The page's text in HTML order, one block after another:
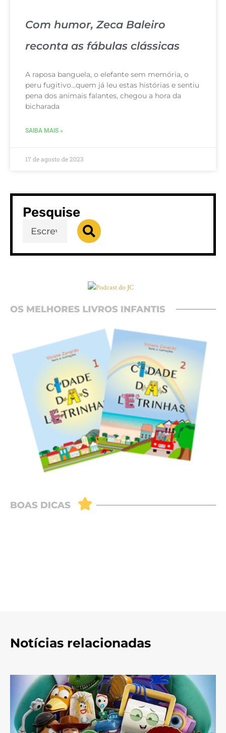
Com humor, Zeca Baleiro
reconta as fábulas clássicas
A raposa banguela, o elefante sem memória, o
peru fugitivo…quem já leu estas histórias e sentiu
pena dos animais falantes, chegou a hora da
bicharada
SAIBA MAIS »
17 de agosto de 2023
Pesquise
Notícias relacionadas